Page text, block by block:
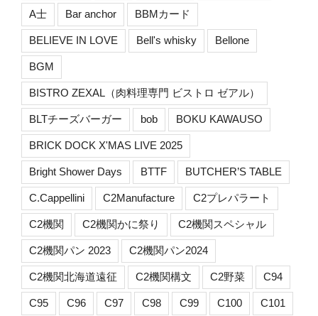
A士 Bar anchor BBMカード
BELIEVE IN LOVE Bell's whisky Bellone
BGM
BISTRO ZEXAL（肉料理専門 ビストロ ゼアル）
BLTチーズバーガー bob BOKU KAWAUSO
BRICK DOCK X'MAS LIVE 2025
Bright Shower Days BTTF BUTCHER’S TABLE
C.Cappellini C2Manufacture C2プレパラート
C2機関 C2機関かに祭り C2機関スペシャル
C2機関パン 2023 C2機関パン2024
C2機関北海道遠征 C2機関構文 C2野菜 C94
C95 C96 C97 C98 C99 C100 C101